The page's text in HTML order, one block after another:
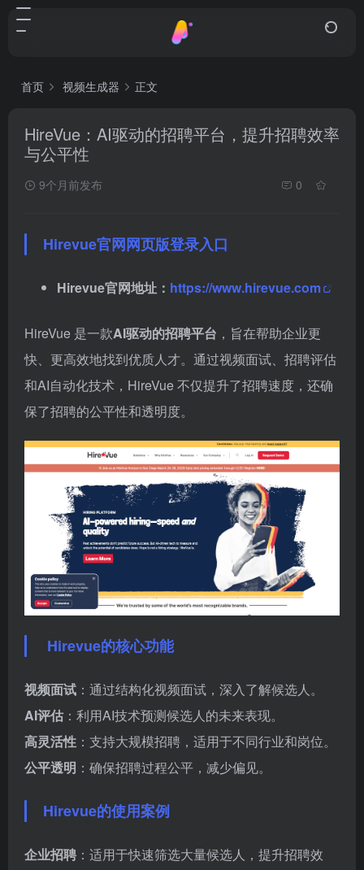
首页 视频生成器 正文
HireVue：AI驱动的招聘平台，提升招聘效率
与公平性
9个月前发布 0
Hirevue官网网页版登录入口
Hirevue官网地址： https://www.hirevue.com
HireVue 是一款AI驱动的招聘平台 ，旨在帮助企业更
快、更高效地找到优质人才。通过视频面试、招聘评估
和AI自动化技术，HireVue 不仅提升了招聘速度，还确
保了招聘的公平性和透明度。
Hirevue的核心功能
视频面试 ：通过结构化视频面试，深入了解候选人。
AI评估 ：利用AI技术预测候选人的未来表现。
高灵活性 ：支持大规模招聘，适用于不同行业和岗位。
公平透明 ：确保招聘过程公平，减少偏见。
Hirevue的使用案例
企业招聘 ：适用于快速筛选大量候选人，提升招聘效